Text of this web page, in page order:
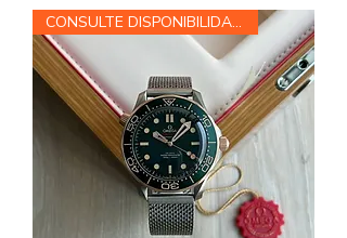
CONSULTE DISPONIBILIDADE